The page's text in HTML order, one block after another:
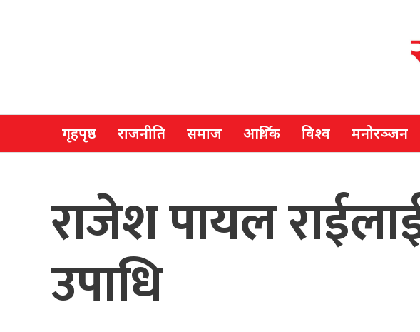
गृहपृष्ठ राजनीति समाज आर्थिक विश्व मनोरञ्जन
राजेश पायल
उपाधि